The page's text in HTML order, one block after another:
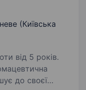
(Київська
від 5 років.
до своєї